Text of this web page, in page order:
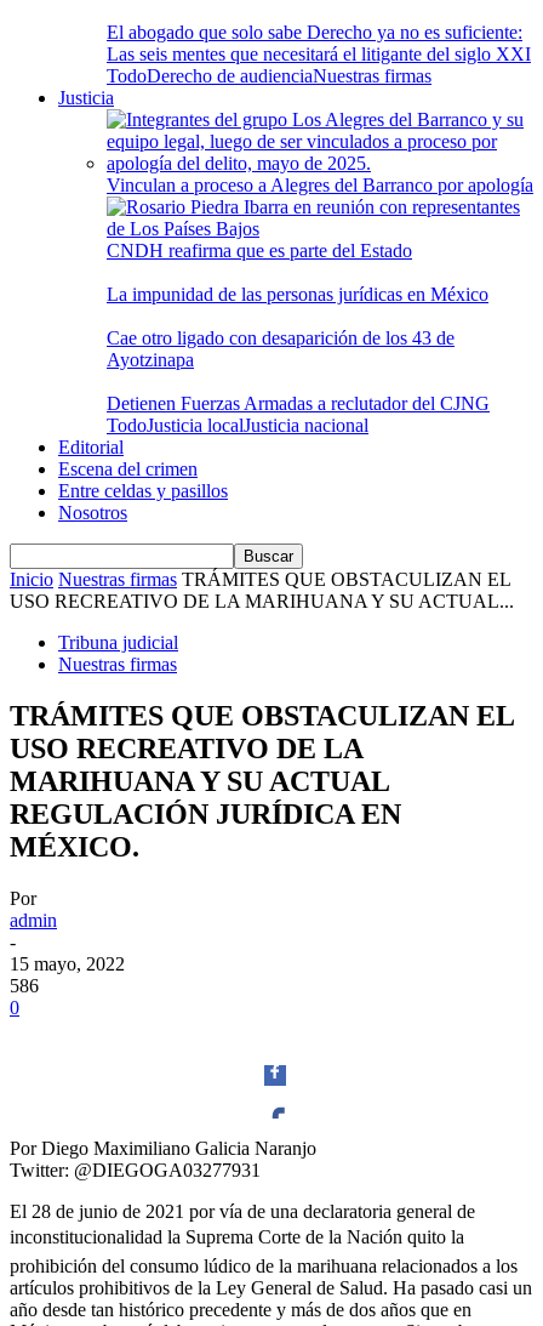
El abogado que solo sabe Derecho ya no es suficiente:
Las seis mentes que necesitará el litigante del siglo XXI
TodoDerecho de audienciaNuestras firmas
Justicia
Vinculan a proceso a Alegres del Barranco por apología
CNDH reafirma que es parte del Estado
La impunidad de las personas jurídicas en México
Cae otro ligado con desaparición de los 43 de
Ayotzinapa
Detienen Fuerzas Armadas a reclutador del CJNG
TodoJusticia localJusticia nacional
Editorial
Escena del crimen
Entre celdas y pasillos
Nosotros
Inicio Nuestras firmas TRÁMITES QUE OBSTACULIZAN EL
USO RECREATIVO DE LA MARIHUANA Y SU ACTUAL...
Tribuna judicial
Nuestras firmas
TRÁMITES QUE OBSTACULIZAN EL
USO RECREATIVO DE LA
MARIHUANA Y SU ACTUAL
REGULACIÓN JURÍDICA EN
MÉXICO.
Por
admin
-
15 mayo, 2022
586
0
Facebook
Twitter
Por Diego Maximiliano Galicia Naranjo
Twitter: @DIEGOGA03277931
El 28 de junio de 2021 por vía de una declaratoria general de
inconstitucionalidad la Suprema Corte de la Nación quito la
prohibición del consumo lúdico de la marihuana relacionados a los
artículos prohibitivos de la Ley General de Salud. Ha pasado casi un
año desde tan histórico precedente y más de dos años que en